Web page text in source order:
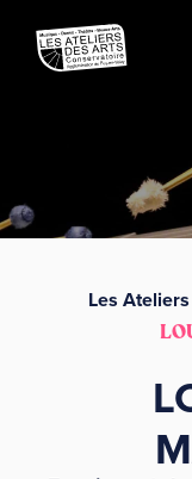
LE
DÉBUTER
LESLes